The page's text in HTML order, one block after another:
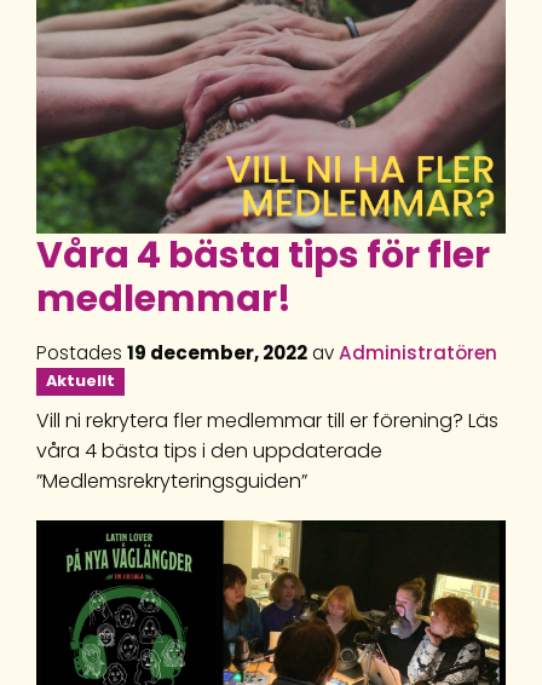
Våra 4 bästa tips för fler
medlemmar!
Postades 19 december, 2022avAdministratören
Aktuellt
Vill ni rekrytera fler medlemmar till er förening? Läs
våra 4 bästa tips i den uppdaterade
”Medlemsrekryteringsguiden”